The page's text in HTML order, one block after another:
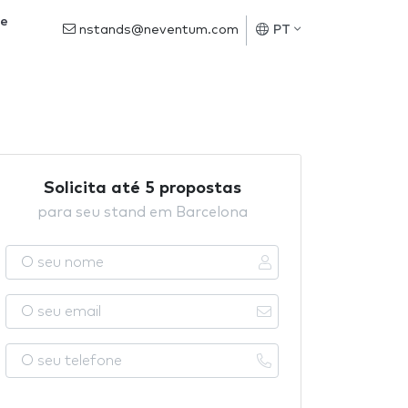
nstands@neventum.com PT
Solicita até 5 propostas
para seu stand em Barcelona